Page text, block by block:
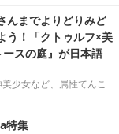
んまでよりどりみど
う！「クトゥルフ×美
スの庭』が日本語
少女など、属性てんこ
特集